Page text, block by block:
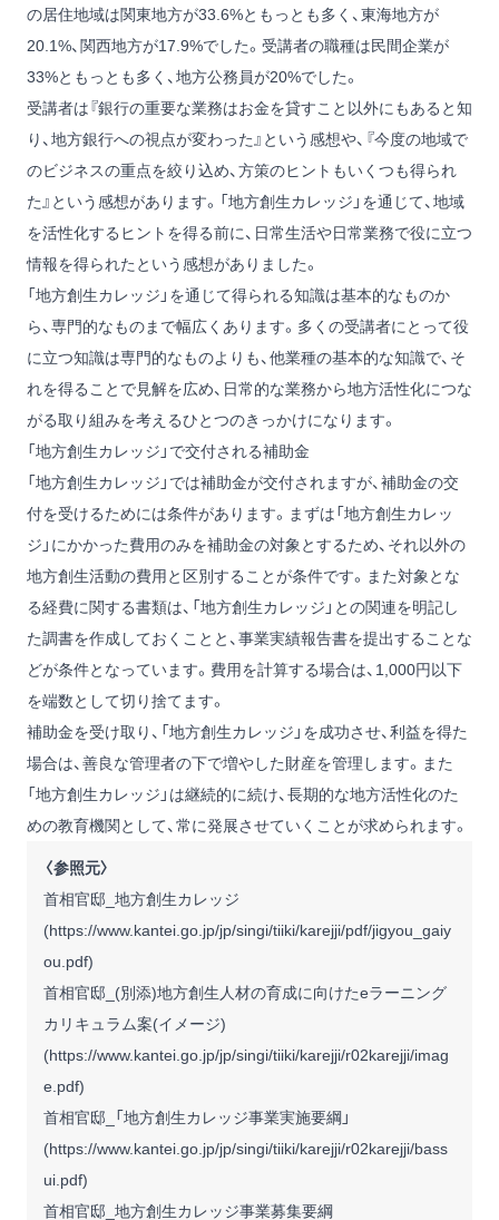
の居住地域は関東地方が33.6%ともっとも多く、東海地方が
20.1%、関西地方が17.9%でした。受講者の職種は民間企業が
33%ともっとも多く、地方公務員が20%でした。
受講者は『銀行の重要な業務はお金を貸すこと以外にもあると知
り、地方銀行への視点が変わった』という感想や、『今度の地域で
のビジネスの重点を絞り込め、方策のヒントもいくつも得られ
た』という感想があります。「地方創生カレッジ」を通じて、地域
を活性化するヒントを得る前に、日常生活や日常業務で役に立つ
情報を得られたという感想がありました。
「地方創生カレッジ」を通じて得られる知識は基本的なものか
ら、専門的なものまで幅広くあります。多くの受講者にとって役
に立つ知識は専門的なものよりも、他業種の基本的な知識で、そ
れを得ることで見解を広め、日常的な業務から地方活性化につな
がる取り組みを考えるひとつのきっかけになります。
「地方創生カレッジ」で交付される補助金
「地方創生カレッジ」では補助金が交付されますが、補助金の交
付を受けるためには条件があります。まずは「地方創生カレッ
ジ」にかかった費用のみを補助金の対象とするため、それ以外の
地方創生活動の費用と区別することが条件です。また対象とな
る経費に関する書類は、「地方創生カレッジ」との関連を明記し
た調書を作成しておくことと、事業実績報告書を提出することな
どが条件となっています。費用を計算する場合は、1,000円以下
を端数として切り捨てます。
補助金を受け取り、「地方創生カレッジ」を成功させ、利益を得た
場合は、善良な管理者の下で増やした財産を管理します。また
「地方創生カレッジ」は継続的に続け、長期的な地方活性化のた
めの教育機関として、常に発展させていくことが求められます。
〈参照元〉
首相官邸_地方創生カレッジ
(https://www.kantei.go.jp/jp/singi/tiiki/karejji/pdf/jigyou_gaiy
ou.pdf)
首相官邸_(別添)地方創生人材の育成に向けたeラーニング
カリキュラム案(イメージ)
(https://www.kantei.go.jp/jp/singi/tiiki/karejji/r02karejji/imag
e.pdf)
首相官邸_「地方創生カレッジ事業実施要綱」
(https://www.kantei.go.jp/jp/singi/tiiki/karejji/r02karejji/bass
ui.pdf)
首相官邸_地方創生カレッジ事業募集要綱